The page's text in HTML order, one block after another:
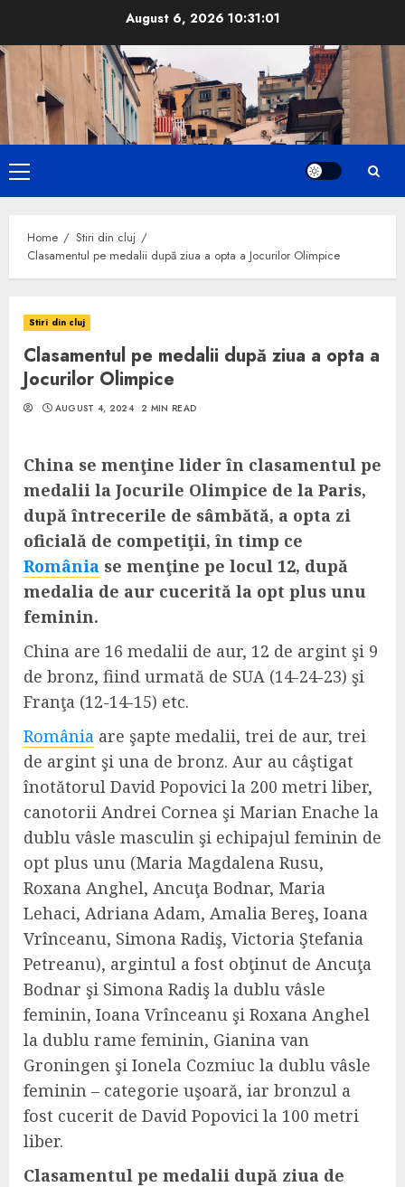
content
August 6, 2026 10:31:02
Primary
Menu
Home
Stiri din cluj
Clasamentul pe medalii după ziua a opta a Jocurilor Olimpice
Stiri din cluj
Clasamentul pe medalii după ziua a opta a
Jocurilor Olimpice
AUGUST 4, 2024 2 MIN READ
China se menţine lider în clasamentul pe
medalii la Jocurile Olimpice de la Paris,
după întrecerile de sâmbătă, a opta zi
oficială de competiţii, în timp ce
România se menţine pe locul 12, după
medalia de aur cucerită la opt plus unu
feminin.
China are 16 medalii de aur, 12 de argint şi 9
de bronz, fiind urmată de SUA (14-24-23) şi
Franţa (12-14-15) etc.
România are şapte medalii, trei de aur, trei
de argint şi una de bronz. Aur au câştigat
înotătorul David Popovici la 200 metri liber,
canotorii Andrei Cornea şi Marian Enache la
dublu vâsle masculin şi echipajul feminin de
opt plus unu (Maria Magdalena Rusu,
Roxana Anghel, Ancuţa Bodnar, Maria
Lehaci, Adriana Adam, Amalia Bereş, Ioana
Vrînceanu, Simona Radiş, Victoria Ştefania
Petreanu), argintul a fost obţinut de Ancuţa
Bodnar şi Simona Radiş la dublu vâsle
feminin, Ioana Vrînceanu şi Roxana Anghel
la dublu rame feminin, Gianina van
Groningen şi Ionela Cozmiuc la dublu vâsle
feminin – categorie uşoară, iar bronzul a
fost cucerit de David Popovici la 100 metri
liber.
Clasamentul pe medalii după ziua de